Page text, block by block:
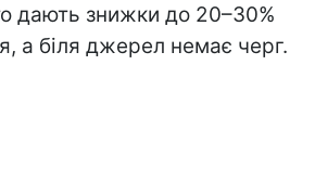
дають знижки до 20–30%
а біля джерел немає черг.